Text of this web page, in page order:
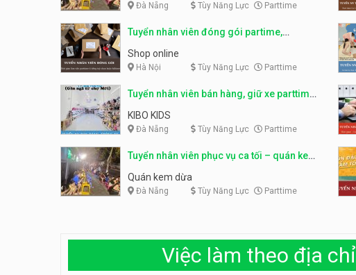
Đà Nẵng Tùy Năng Lực Parttime
Tuyển nhân viên đóng gói partime,
fulltime
Shop online
Hà Nội Tùy Năng Lực Parttime
Tuyển nhân viên bán hàng, giữ xe parttime
– Kibo Kid
KIBO KIDS
Đà Nẵng Tùy Năng Lực Parttime
Tuyển nhân viên phục vụ ca tối – quán kem
dừa
Quán kem dừa
Đà Nẵng Tùy Năng Lực Parttime
Việc làm theo địa chỉ